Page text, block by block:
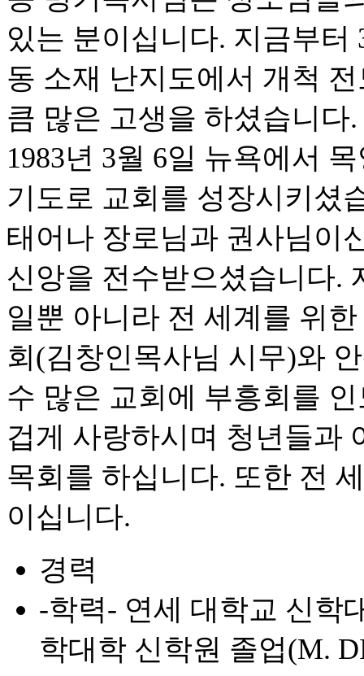
있는 분이십니다. 지금부터
동 소재 난지도에서 개척
큼 많은 고생을 하셨습니다
1983년 3월 6일 뉴욕에서
기도로 교회를 성장시키셨
태어나 장로님과 권사님이
신앙을 전수받으셨습니다.
일뿐 아니라 전 세계를 위
회(김창인목사님 시무)와
수 많은 교회에 부흥회를
겁게 사랑하시며 청년들과
목회를 하십니다. 또한 전
이십니다.
경력
-학력- 연세 대학교 신학
학대학 신학원 졸업(M.